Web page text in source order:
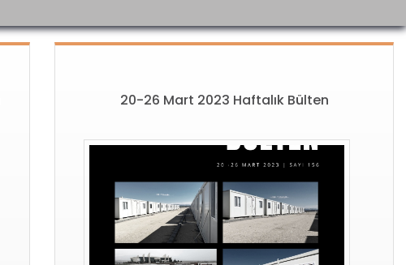
20-26 Mart 2023 Haftalık Bülten